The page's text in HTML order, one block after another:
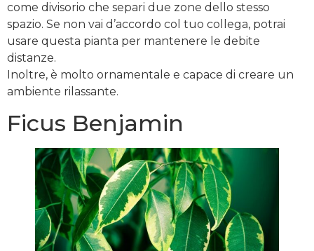
come divisorio che separi due zone dello stesso
spazio. Se non vai d’accordo col tuo collega, potrai
usare questa pianta per mantenere le debite
distanze.
Inoltre, è molto ornamentale e capace di creare un
ambiente rilassante.
Ficus Benjamin